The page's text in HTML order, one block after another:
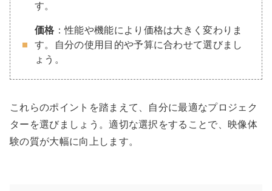
す。
価格 ：性能や機能により価格は大きく変わりま
す。自分の使用目的や予算に合わせて選びまし
ょう。
これらのポイントを踏まえて、自分に最適なプロジェク
ターを選びましょう。適切な選択をすることで、映像体
験の質が大幅に向上します。